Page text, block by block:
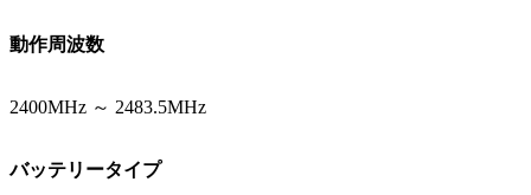
動作周波数
2400MHz ～ 2483.5MHz
バッテリータイプ